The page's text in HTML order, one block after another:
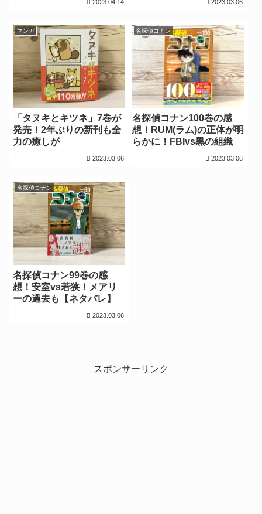
2023.04.14 2023.03.06
マンガ
「タヌキとキツネ」7巻が
発売！2年ぶりの新刊も全
力の癒しが
2023.03.06
名探偵コナン
名探偵コナン100巻の感
想！RUM(ラム)の正体が明
らかに！FBIvs黒の組織
2023.03.06
名探偵コナン
名探偵コナン99巻の感
想！安室vs若狭！メアリ
ーの過去も【ネタバレ】
2023.03.06
スポンサーリンク